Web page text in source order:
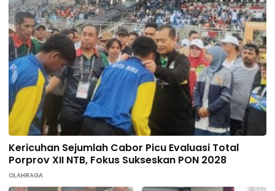
Kericuhan Sejumlah Cabor Picu Evaluasi Total
Porprov XII NTB, Fokus Sukseskan PON 2028
OLAHRAGA